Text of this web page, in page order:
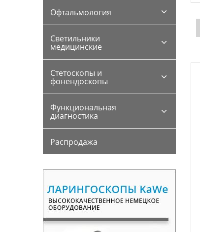
Офтальмология
Светильники
медицинские
Стетоскопы и
фонендоскопы
Функциональная
диагностика
Распродажа